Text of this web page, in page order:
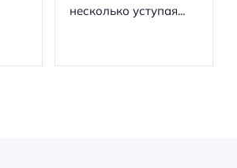
несколько уступая...